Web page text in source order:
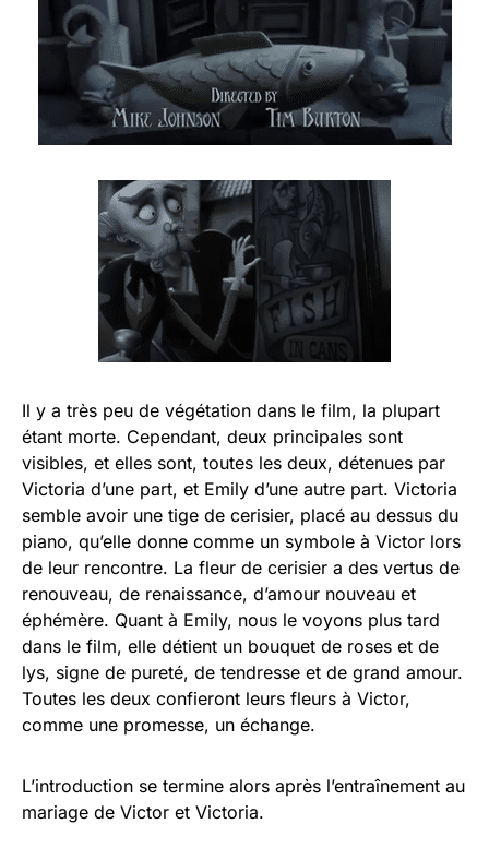
Il y a très peu de végétation dans le film, la plupart
étant morte. Cependant, deux principales sont
visibles, et elles sont, toutes les deux, détenues par
Victoria d’une part, et Emily d’une autre part. Victoria
semble avoir une tige de cerisier, placé au dessus du
piano, qu’elle donne comme un symbole à Victor lors
de leur rencontre. La fleur de cerisier a des vertus de
renouveau, de renaissance, d’amour nouveau et
éphémère. Quant à Emily, nous le voyons plus tard
dans le film, elle détient un bouquet de roses et de
lys, signe de pureté, de tendresse et de grand amour.
Toutes les deux confieront leurs fleurs à Victor,
comme une promesse, un échange.
L’introduction se termine alors après l’entraînement au
mariage de Victor et Victoria.